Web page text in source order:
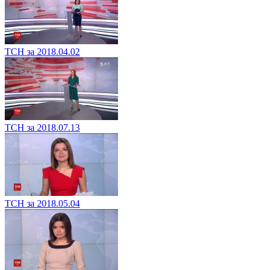
ТСН за 2018.04.02
ТСН за 2018.07.13
ТСН за 2018.05.04